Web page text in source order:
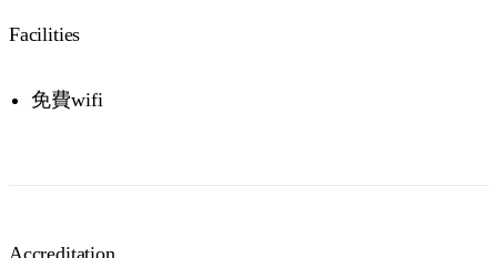
Facilities
免費wifi
Accreditation